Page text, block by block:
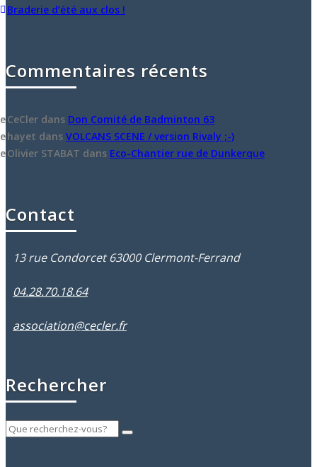
Braderie d’été aux clos !
Commentaires récents
CeCler dans Don Comité de Badminton 63
hayet dans VOLCANS SCENE / version Rivaly ;-)
Olivier STABAT dans Eco-Chantier rue de Dunkerque
Contact
13 rue Condorcet 63000 Clermont-Ferrand
04.28.70.18.64
association@cecler.fr
Rechercher